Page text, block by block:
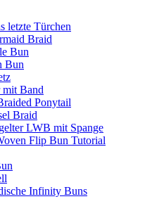
letzte Türchen
Braid
Bun
Bun
mit Band
Ponytail
Braid
LWB mit Spange
Flip Bun Tutorial
Infinity Buns